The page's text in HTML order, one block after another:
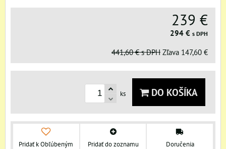
239 €
294 € s DPH
441,60 € s DPH Zľava 147,60 €
ks DO KOŠÍKA
Pridať k Obľúbeným Pridať do zoznamu Doručenia